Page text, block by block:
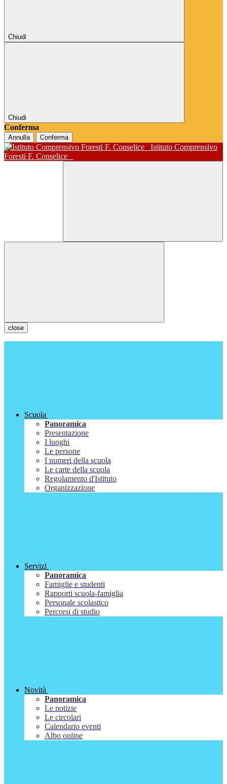
Chiudi
Chiudi
Conferma
Annulla Conferma
Istituto Comprensivo
Foresti F. Conselice
close
Scuola
Panoramica
Presentazione
I luoghi
Le persone
I numeri della scuola
Le carte della scuola
Regolamento d'Istituto
Organizzazione
Servizi
Panoramica
Famiglie e studenti
Rapporti scuola-famiglia
Personale scolastico
Percorsi di studio
Novità
Panoramica
Le notizie
Le circolari
Calendario eventi
Albo online